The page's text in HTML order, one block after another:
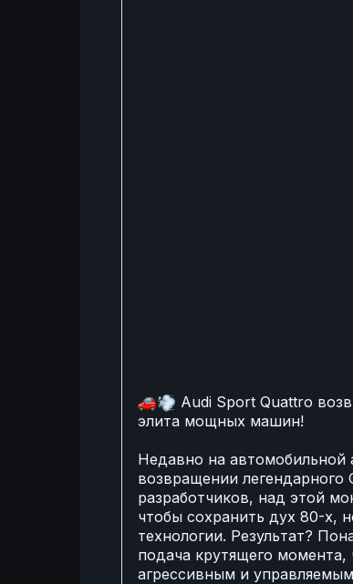
🚗
💨Audi Sport Quattro
элита мощных машин!
Недавно на автомобильной
возвращении
разработчиков, над этой
чтобы сохранить дух 80-х,
технологии. Результат?
подача крутящего
агрессивным и